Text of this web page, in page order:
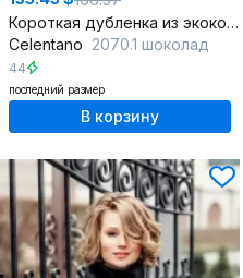
Короткая дубленка из экокожи с карманами и капюшоном
Celentano 2070.1 шоколад
44
последний размер
В корзину